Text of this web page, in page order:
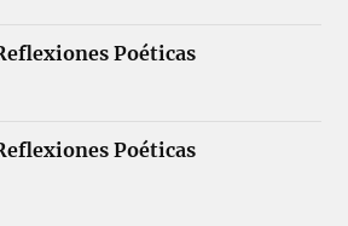
Poéticas
Poéticas